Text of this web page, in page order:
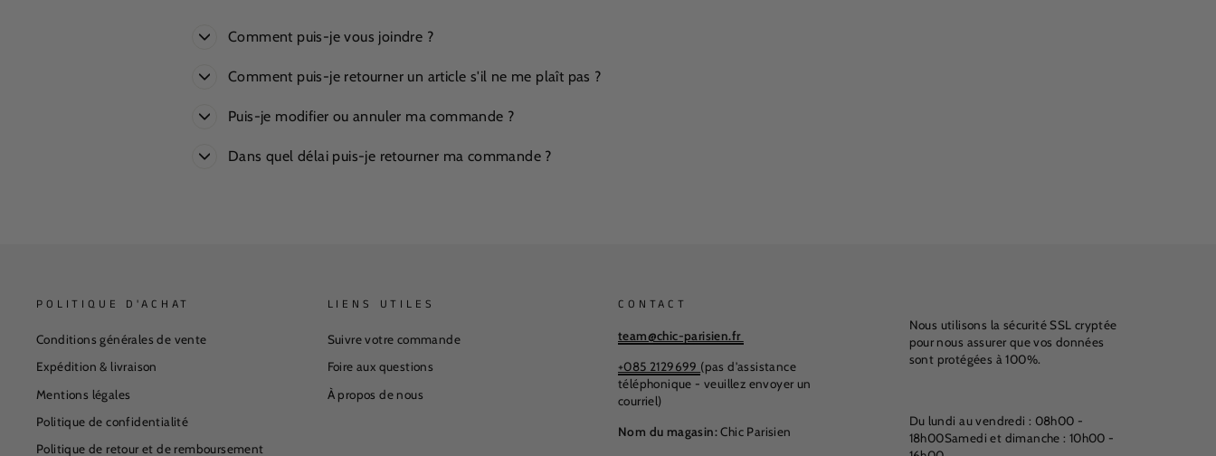
Comment puis-je vous joindre ?
Comment puis-je retourner un article s'il ne me plaît pas ?
Puis-je modifier ou annuler ma commande ?
Dans quel délai puis-je retourner ma commande ?
POLITIQUE D'ACHAT
Conditions générales de vente
Expédition & livraison
Mentions légales
Politique de confidentialité
Politique de retour et de remboursement
LIENS UTILES
Suivre votre commande
Foire aux questions
À propos de nous
CONTACT
team@chic-parisien.fr
+085 2129699 (pas d'assistance
téléphonique - veuillez envoyer un
courriel)
Nom du magasin:Chic Parisien
Nous utilisons la sécurité SSL cryptée
pour nous assurer que vos données
sont protégées à 100%.
Du lundi au vendredi : 08h00 -
18h00Samedi et dimanche : 10h00 -